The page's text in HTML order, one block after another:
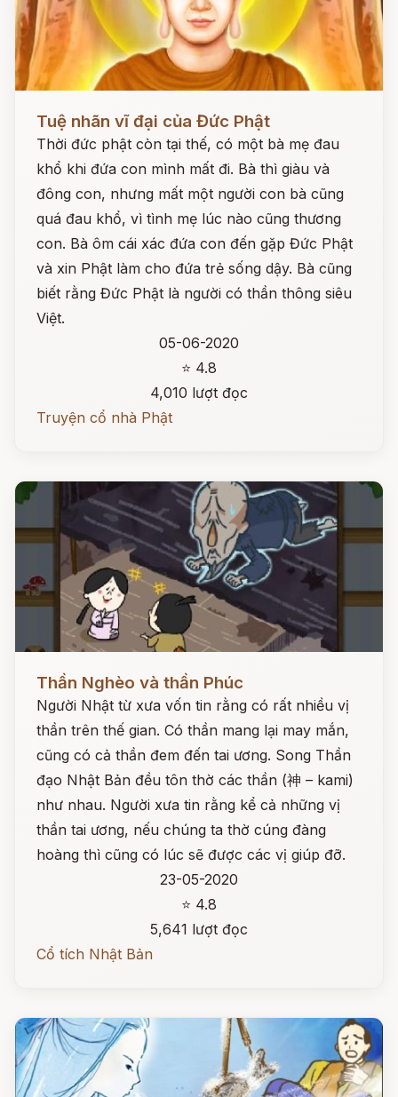
Tuệ nhãn vĩ đại của Đức Phật
Thời đức phật còn tại thế, có một bà mẹ đau
khổ khi đứa con mình mất đi. Bà thì giàu và
đông con, nhưng mất một người con bà cũng
quá đau khổ, vì tình mẹ lúc nào cũng thương
con. Bà ôm cái xác đứa con đến gặp Đức Phật
và xin Phật làm cho đứa trẻ sống dậy. Bà cũng
biết rằng Đức Phật là người có thần thông siêu
Việt.
05-06-2020
⭐ 4.8
4,010 lượt đọc
Truyện cổ nhà Phật
Đọc ngay
Thần Nghèo và thần Phúc
Người Nhật từ xưa vốn tin rằng có rất nhiều vị
thần trên thế gian. Có thần mang lại may mắn,
cũng có cả thần đem đến tai ương. Song Thần
đạo Nhật Bản đều tôn thờ các thần (神 – kami)
như nhau. Người xưa tin rằng kể cả những vị
thần tai ương, nếu chúng ta thờ cúng đàng
hoàng thì cũng có lúc sẽ được các vị giúp đỡ.
23-05-2020
⭐ 4.8
5,641 lượt đọc
Cổ tích Nhật Bản